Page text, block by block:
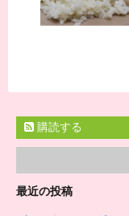
購読する
最近の投稿